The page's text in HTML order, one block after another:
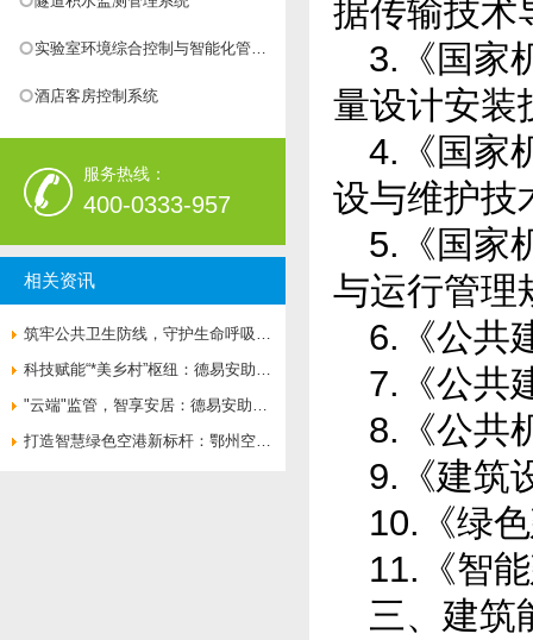
实验室环境综合控制与智能化管理
系统
酒店客房控制系统
服务热线：
400-0333-957
相关资讯
筑牢公共卫生防线，守护生命呼吸通
道——济南市**人民医院负压病房空
气流向系统全面升级
科技赋能“*美乡村”枢纽：德易安助力
婺源火车站打造绿色智慧新地标
"云端"监管，智享安居：德易安助力
莲花湖住宅打造绿色智慧社区新标杆
打造智慧绿色空港新标杆：鄂州空港
据传输技术
3.《国家
量设计安装
4.《国家
设与维护技
5.《国家
与运行管理
6.《公共
7.《公共
8.《公共
9.《建筑
10.《绿
11.《智
三、建筑